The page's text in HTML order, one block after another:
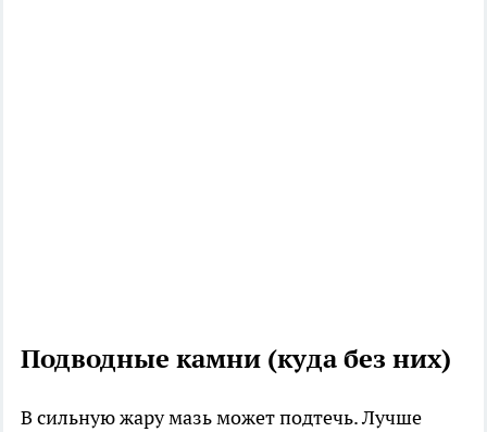
Подводные камни (куда без них)
В сильную жару мазь может подтечь. Лучше